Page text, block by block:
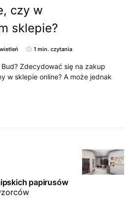
czy w
sklepie?
1 min. czytania
Zdecydować się na zakup
w sklepie online? A może jednak
papirusów